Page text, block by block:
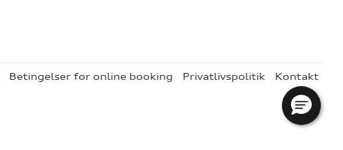
Betingelser for online booking Privatlivspolitik Kontakt